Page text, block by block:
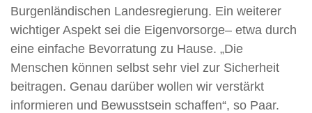
Burgenländischen Landesregierung. Ein weiterer
wichtiger Aspekt sei die Eigenvorsorge– etwa durch
eine einfache Bevorratung zu Hause. „Die
Menschen können selbst sehr viel zur Sicherheit
beitragen. Genau darüber wollen wir verstärkt
informieren und Bewusstsein schaffen“, so Paar.